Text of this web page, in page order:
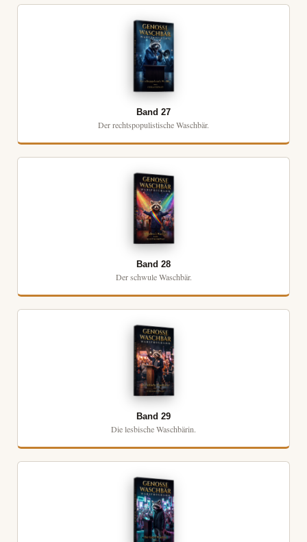
Band 27
Der rechtspopulistische Waschbär.
Band 28
Der schwule Waschbär.
Band 29
Die lesbische Waschbärin.